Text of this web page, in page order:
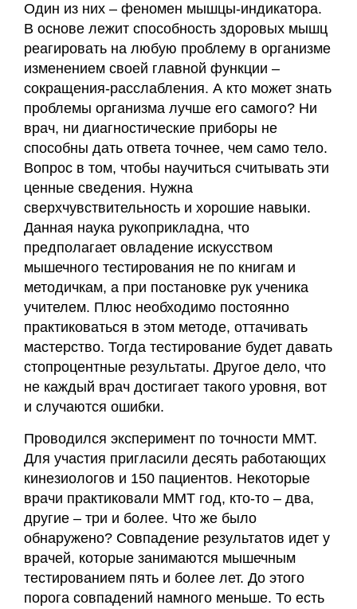
Один из них – феномен мышцы-индикатора.
В основе лежит способность здоровых мышц
реагировать на любую проблему в организме
изменением своей главной функции –
сокращения-расслабления. А кто может знать
проблемы организма лучше его самого? Ни
врач, ни диагностические приборы не
способны дать ответа точнее, чем само тело.
Вопрос в том, чтобы научиться считывать эти
ценные сведения. Нужна
сверхчувствительность и хорошие навыки.
Данная наука рукоприкладна, что
предполагает овладение искусством
мышечного тестирования не по книгам и
методичкам, а при постановке рук ученика
учителем. Плюс необходимо постоянно
практиковаться в этом методе, оттачивать
мастерство. Тогда тестирование будет давать
стопроцентные результаты. Другое дело, что
не каждый врач достигает такого уровня, вот
и случаются ошибки.
Проводился эксперимент по точности ММТ.
Для участия пригласили десять работающих
кинезиологов и 150 пациентов. Некоторые
врачи практиковали ММТ год, кто-то – два,
другие – три и более. Что же было
обнаружено? Совпадение результатов идет у
врачей, которые занимаются мышечным
тестированием пять и более лет. До этого
порога совпадений намного меньше. То есть